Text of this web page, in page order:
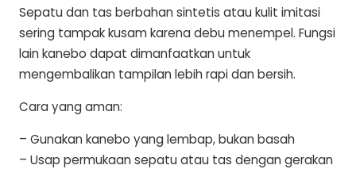
Sepatu dan tas berbahan sintetis atau kulit imitasi
sering tampak kusam karena debu menempel. Fungsi
lain kanebo dapat dimanfaatkan untuk
mengembalikan tampilan lebih rapi dan bersih.
Cara yang aman:
– Gunakan kanebo yang lembap, bukan basah
– Usap permukaan sepatu atau tas dengan gerakan